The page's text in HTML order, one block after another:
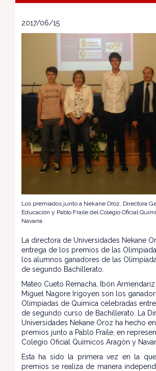
2017/06/15
Los premiados junto a Nekane Oroz, Directora
Educación y Pablo Fraile del Colegio Oficial
Navarra
La directora de Universidades Nekane
entrega de los premios de las
los alumnos ganadores de las
de segundo Bachillerato.
Mateo Cueto Remacha, Ibón
Miguel Nagore Irigoyen son los
Olimpiadas de Química celebradas
de segundo curso de Bachillerato. La
Universidades Nekane Oroz ha hecho
premios junto a Pablo Fraile, en
Colegio Oficial Químicos Aragón y
Esta ha sido la primera vez en la
premios se realiza de manera